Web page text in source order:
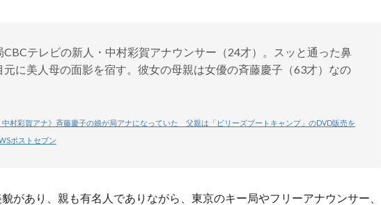
CBCテレビの新人・中村彩賀アナウンサー（24才）。スッと通った鼻
元に美人母の面影を宿す。彼女の母親は女優の斉藤慶子（63才）なの
中村彩賀アナ》斉藤慶子の娘が局アナになっていた 父親は「ビリーズブートキャンプ」のDVD販売を
ポストセブン
があり、親も有名人でありながら、東京のキー局やフリーアナウンサー、